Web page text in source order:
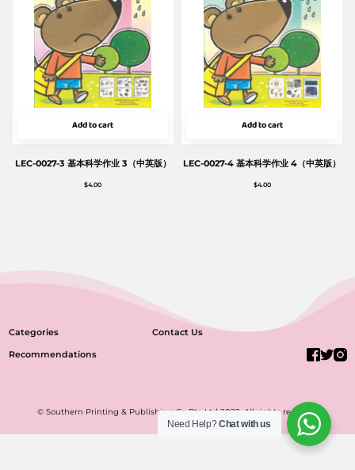
Add to cart
LEC-0027-3 基本科学作业 3（中英版）
$4.00
Add to cart
LEC-0027-4 基本科学作业 4（中英版）
$4.00
Categories
Recommendations
Contact Us
© Southern Printing & Publishing Co Pte Ltd 2022. All rights reserved.
Need Help?Chat with us